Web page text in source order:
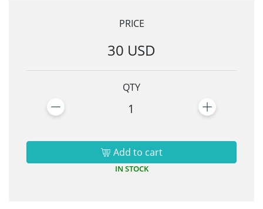
PRICE
30 USD
QTY
1
Add to cart
IN STOCK